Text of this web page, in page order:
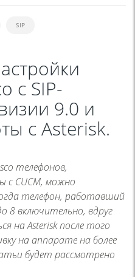
SIP
с SIP-
9.0 и
с Asterisk.
телефонов,
с CUCM, можно
телефон, работавший
8 включительно, вдруг
на Asterisk после того
на аппарате на более
будет рассмотрено